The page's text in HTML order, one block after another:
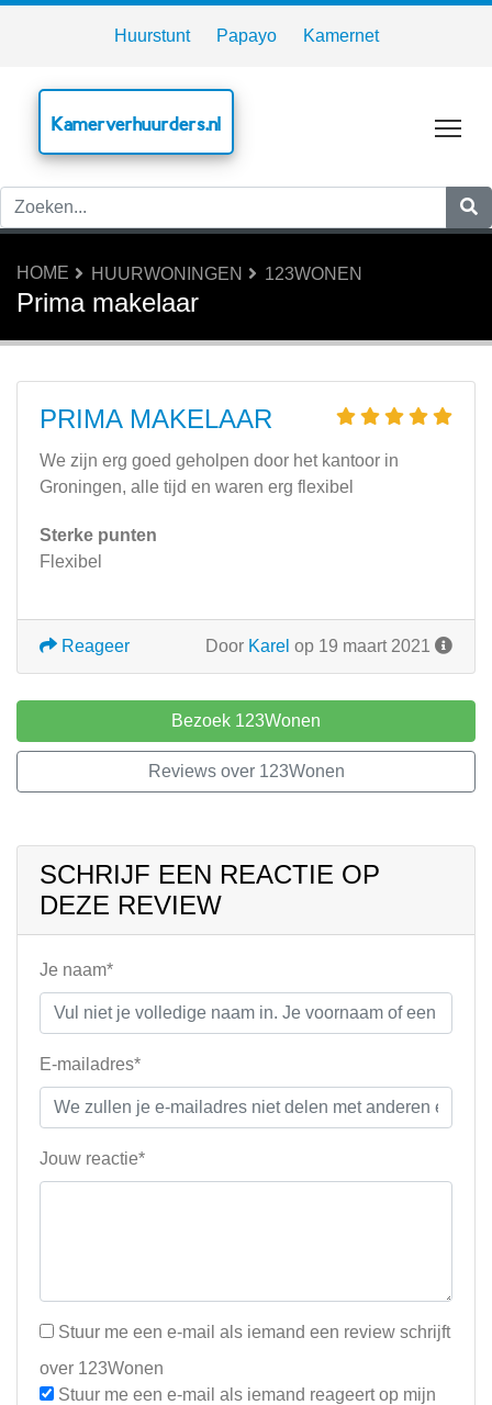
Huurstunt Papayo Kamernet
Kamerverhuurders.nl
HOME HUURWONINGEN 123WONEN
Prima makelaar
PRIMA MAKELAAR
We zijn erg goed geholpen door het kantoor in
Groningen, alle tijd en waren erg flexibel
Sterke punten
Flexibel
Door Karel op 19 maart 2021
Reageer
Bezoek 123Wonen
Reviews over 123Wonen
SCHRIJF EEN REACTIE OP
DEZE REVIEW
Je naam*
E-mailadres*
Jouw reactie*
Stuur me een e-mail als iemand een review schrijft
over 123Wonen
Stuur me een e-mail als iemand reageert op mijn